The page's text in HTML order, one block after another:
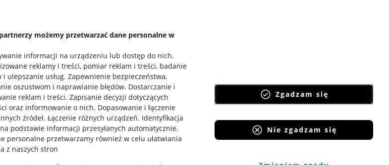
możemy przetwarzać dane personalne w
informacji na urządzeniu lub dostęp do nich.
reklamy i treści, pomiar reklam i treści, badanie
i ulepszanie usług. Zapewnienie bezpieczeństwa,
oszustwom i naprawianie błędów. Dostarczanie i
reklam i treści. Zapisanie decyzji dotyczących
oraz informowanie o nich. Dopasowanie i łączenie
źródeł. Łączenie różnych urządzeń. Identyfikacja
podstawie informacji przesyłanych automatycznie.
personalne przetwarzamy również w celu ułatwiania
z naszych stron
Zgadzam się
Nie zgadzam się
Pobierz aplikację